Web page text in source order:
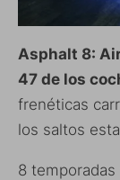
Asphalt 8:
47 de los
frenéticas
los saltos
8